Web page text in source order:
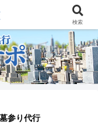
参り代行
検索